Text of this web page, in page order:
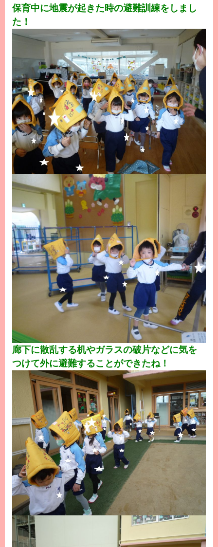
保育中に地震が起きた時の避難訓練をしまし
た！
廊下に散乱する机やガラスの破片などに気を
つけて外に避難することができたね！